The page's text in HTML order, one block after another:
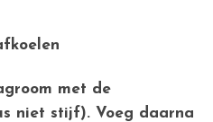
met de
niet stijf). Voeg daarna